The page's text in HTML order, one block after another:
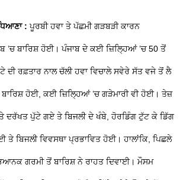
:ਪੂਰਬੀ ਹਵਾ ਤੇ ਪੱਛਮੀ ਗੜਬੜੀ ਕਾਰਨ
’ਚ ਬਾਰਿਸ਼ ਹੋਈ। ਪੰਜਾਬ ਦੇ ਕਈ ਜ਼ਿਲ੍ਹਿਆਂ ’ਚ 50 ਤੋਂ
ਦੀ ਰਫ਼ਤਾਰ ਨਾਲ ਚੱਲੀ ਹਵਾ ਵਿਚਾਲੇ ਸਵੇਰੇ ਸੱਤ ਵਜੇ ਤੋਂ ਲੈ
ਹੋਈ, ਕਈ ਜ਼ਿਲ੍ਹਿਆਂ ’ਚ ਗੜੇਮਾਰੀ ਵੀ ਹੋਈ। ਤੇਜ਼
ਦਰੱਖਤ ਪੁੱਟੇ ਗਏ ਤੇ ਬਿਜਲੀ ਦੇ ਖੰਬੇ, ਹੋਰਡਿੰਗ ਟੁੱਟ ਕੇ ਡਿੱਗ
ਤੇ ਬਿਜਲੀ ਵਿਵਸਥਾ ਪ੍ਰਭਾਵਿਤ ਹੋਈ। ਹਾਲਾਂਕਿ, ਪਿਛਲੇ
ਗਰਮੀ ਤੋਂ ਬਾਰਿਸ਼ ਨੇ ਰਾਹਤ ਦਿਵਾਈ। ਮੌਸਮ